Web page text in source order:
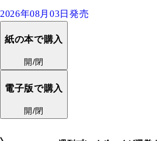
2026年08月03日発売
紙の本で購入
開/閉
電子版で購入
開/閉